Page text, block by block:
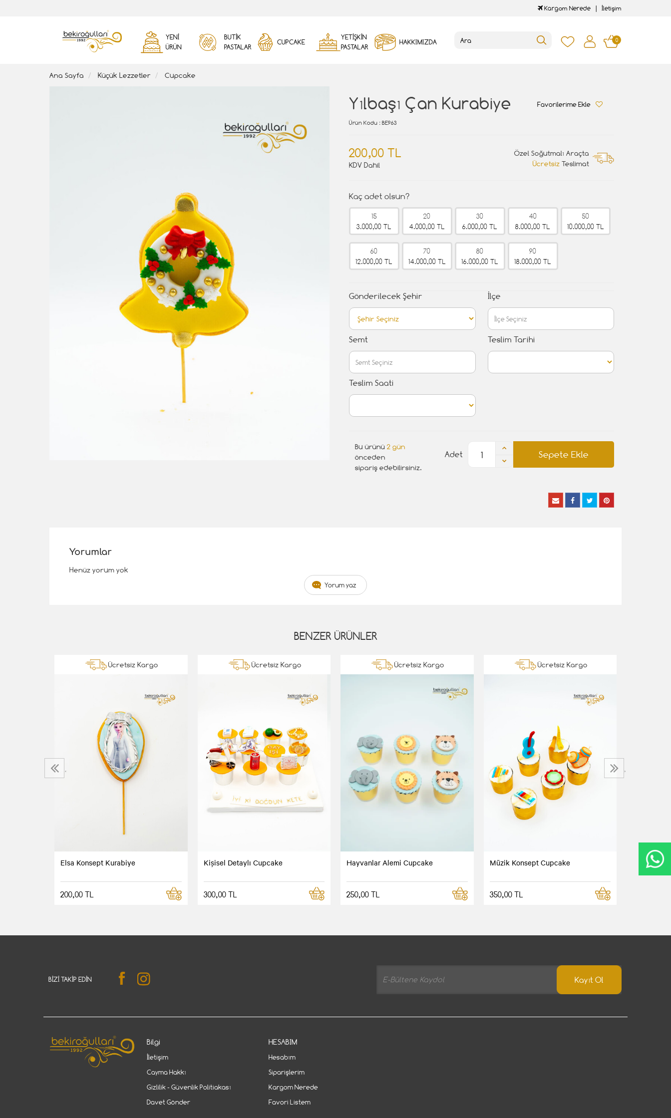
Kargom Nerede İletişim
YENI
ÜRÜN
BUTİK
PASTALAR
CUPCAKE
YETİŞKİN
PASTALAR
HAKKIMIZDA 0
Ana Sayfa Küçük Lezzetler Cupcake
Yılbaşı Çan Kurabiye Favorilerime Ekle
Ürün Kodu : BE963
200,00 TL
KDV Dahil
Özel Soğutmalı Araçta
Ücretsiz Teslimat
Kaç adet olsun?
15
3.000,00 TL
20
4.000,00 TL
30
6.000,00 TL
40
8.000,00 TL
50
10.000,00 TL
60
12.000,00 TL
70
14.000,00 TL
80
16.000,00 TL
90
18.000,00 TL
Gönderilecek Şehir İlçe
Semt Teslim Tarihi
Teslim Saati
Bu ürünü 2 gün
önceden
sipariş edebilirsiniz.
Sepete Ekle
Adet
Yorumlar
Henüz yorum yok
Yorum yaz
BENZER ÜRÜNLER
Ücretsiz Kargo
Elsa Konsept Kurabiye
200,00 TL
Ücretsiz Kargo
Kişisel Detaylı Cupcake
300,00 TL
Ücretsiz Kargo
Hayvanlar Alemi Cupcake
250,00 TL
Ücretsiz Kargo
Müzik Konsept Cupcake
350,00 TL
‹ ›
BIZI TAKIP EDIN Kayıt Ol
Bilgi
İletişim
Cayma Hakkı
Gizlilik - Güvenlik Politiakası
Davet Gönder
HESABIM
Hesabım
Siparişlerim
Kargom Nerede
Favori Listem